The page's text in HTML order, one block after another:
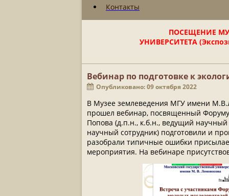
Контакты
ПОСЕЩЕНИЕ
УНИВЕРСИТЕТА
Вебинар по подготовке к
Опубликовано: 09 октября 2022
В Музее землеведения МГУ имени
прошел вебинар, посвященный
Попова (д.п.н., к.б.н., ведущий
научный сотрудник) подготовили и
разобрали типичные ошибки
мероприятия. На вебинаре